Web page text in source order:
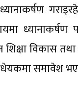
ध्यानाकर्षण
विकास तथा
समावेश